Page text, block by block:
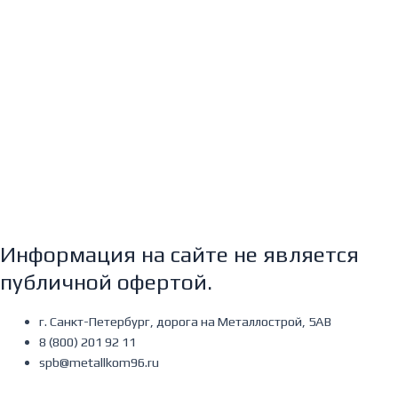
Информация на сайте не является
публичной офертой.
г. Санкт-Петербург, дорога на Металлострой, 5АВ
8 (800) 201 92 11
spb@metallkom96.ru